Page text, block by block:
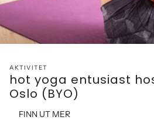
hot yoga entusiast
Oslo (BYO)
AKTIVITET
FINN UT MER